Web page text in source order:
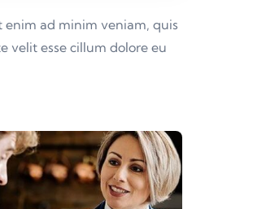
ad minim veniam, quis
velit esse cillum dolore eu